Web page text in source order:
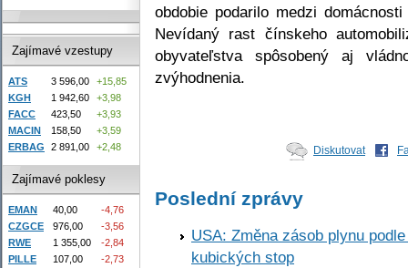
obdobie podarilo medzi
Nevídaný rast čínskeho
obyvateľstva spôsobený aj
zvýhodnenia.
Diskutovat
Poslední zprávy
USA: Změna zásob plynu
kubických stop
Zajímavé vzestupy
ATS 3 596,00
+15,85
KGH
1 942,60
+3,98
FACC
423,50
+3,93
MACIN
158,50
+3,59
ERBAG
2 891,00 +2,48
Zajímavé poklesy
EMAN 40,00
-4,76
CZGCE
976,00
-3,56
RWE
1 355,00
-2,84
PILLE
107,00
-2,73